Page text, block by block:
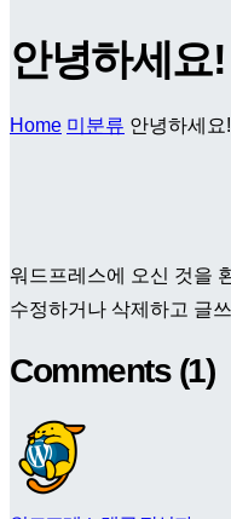
안녕하세요!
Home 미분류 안녕하세요!
워드프레스에 오신 것을
수정하거나 삭제하고 글
Comments (1)